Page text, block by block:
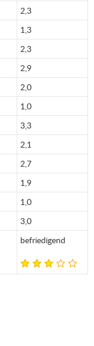
2,3
1,3
2,3
2,9
2,0
1,0
3,3
2,1
2,7
1,9
1,0
3,0
befriedigend